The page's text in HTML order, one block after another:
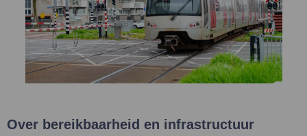
Over bereikbaarheid en infrastructuur